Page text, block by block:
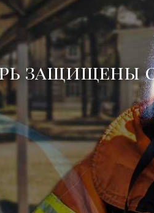
защищены